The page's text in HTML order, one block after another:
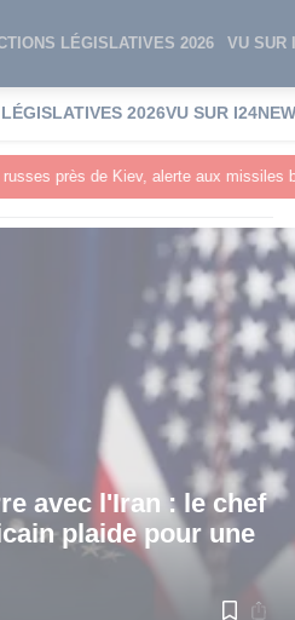
LÉGISLATIVES 2026 VU SUR
2026VU SUR
alerte aux missiles balistiques en
avec l'Iran : le chef
plaide pour une